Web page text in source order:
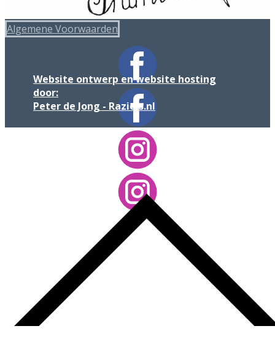
Algemene Voorwaarden
Website ontwerp en website hosting
door:
Peter de Jong - Raziels.nl